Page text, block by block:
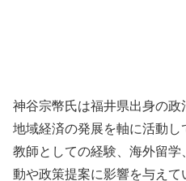
神谷宗幣氏は福井県出身の
地域経済の発展を軸に活動し
教師としての経験、海外留
動や政策提案に影響を与えて